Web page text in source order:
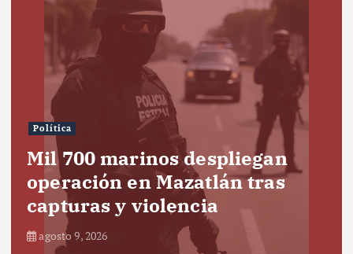
Política
Mil 700 marinos despliegan
operación en Mazatlán tras
capturas y violencia
agosto 9, 2026